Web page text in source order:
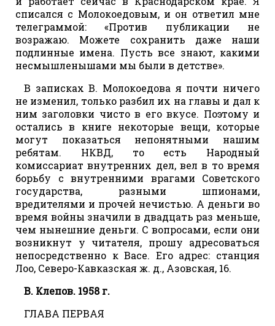
списался с Молокоедовым, и он ответил мне
телеграммой: «Против публикации не
возражаю. Можете сохранить даже наши
подлинные имена. Пусть все знают, какими
несмышленышами мы были в детстве».
В записках В. Молокоедова я почти ничего
не изменил, только разбил их на главы и дал к
ним заголовки чисто в его вкусе. Поэтому и
остались в книге некоторые вещи, которые
могут показаться непонятными нашим
ребятам. НКВД, то есть Народный
комиссариат внутренних дел, вел в то время
борьбу с внутренними врагами Советского
государства, разными шпионами,
вредителями и прочей нечистью. А деньги во
время войны значили в двадцать раз меньше,
чем нынешние деньги. С вопросами, если они
возникнут у читателя, прошу адресоваться
непосредственно к Васе. Его адрес: станция
Лоо, Северо-Кавказская ж. д., Азовская, 16.
В. Клепов. 1958 г.
ГЛАВА ПЕРВАЯ